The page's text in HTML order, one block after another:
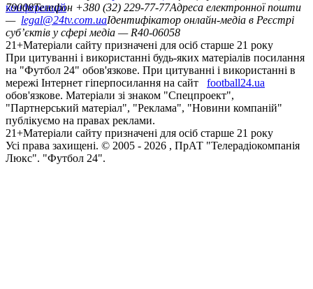
конференцій
79008Телефон +380 (32) 229-77-77Адреса електронної пошти
— legal@24tv.com.uaІдентифікатор онлайн-медіа в Реєстрі
суб’єктів у сфері медіа — R40-06058
21+Матеріали сайту призначені для осіб старше 21 року
При цитуванні і використанні будь-яких матеріалів посилання
на "Футбол 24" обов'язкове. При цитуванні і використанні в
мережі Інтернет гіперпосилання на сайт
football24.ua
обов'язкове. Матеріали зі знаком "Спецпроект",
"Партнерський матеріал", "Реклама", "Новини компаній"
публікуємо на правах реклами.
21+Матеріали сайту призначені для осіб старше 21 року
Усi права захищенi. © 2005 - 2026 , ПрАТ "Телерадіокомпанія
Люкс". "Футбол 24".